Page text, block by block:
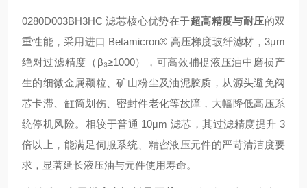
0280D003BH3HC 滤芯核心优势在于超高精度与耐压的双
重性能，采用进口 Betamicron® 高压梯度玻纤滤材，3μm
绝对过滤精度（β₃≥1000），可高效捕捉液压油中磨损产
生的细微金属颗粒、矿山粉尘及油泥胶质，从源头避免阀
芯卡滞、缸筒划伤、密封件老化等故障，大幅降低高压系
统停机风险。相较于普通 10μm 滤芯，其过滤精度提升 3
倍以上，能满足伺服系统、精密液压元件的严苛清洁度要
求，显著延长液压油与元件使用寿命。